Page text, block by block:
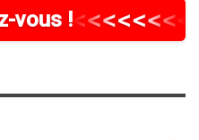
>>>>
vous !<<<<<<<<